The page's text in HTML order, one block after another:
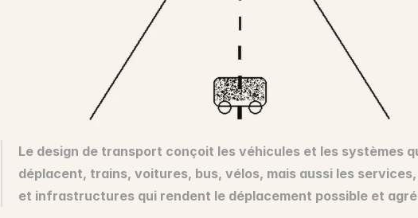
Le design de transport conçoit les véhicules et les systèmes
déplacent, trains, voitures, bus, vélos, mais aussi les
et infrastructures qui rendent le déplacement possible et